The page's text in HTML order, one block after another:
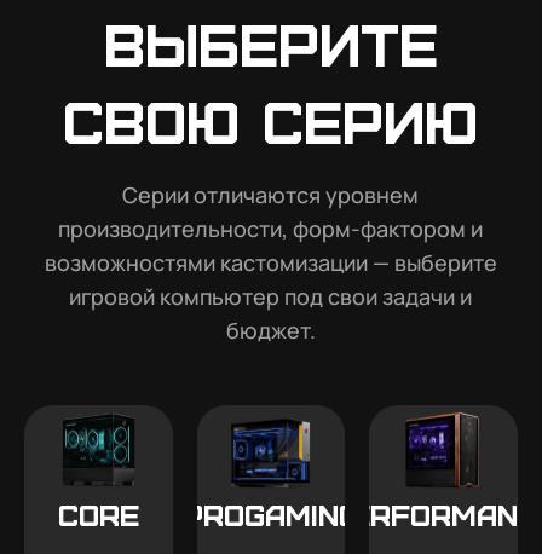
Выберите
свою серию
Серии отличаются уровнем
производительности, форм-фактором и
возможностями кастомизации — выберите
игровой компьютер под свои задачи и
бюджет.
Core Progaming